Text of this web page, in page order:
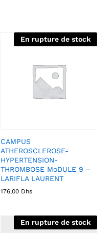
En rupture de stock
CAMPUS
ATHEROSCLEROSE-
HYPERTENSION-
THROMBOSE MoDULE 9 –
LARIFLA LAURENT
176,00 Dhs
En rupture de stock